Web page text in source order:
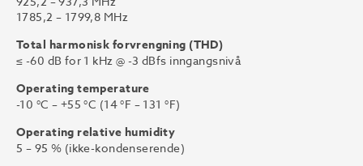
1785,2 – 1799,8 MHz
Total harmonisk forvrengning (THD)
≤ -60 dB for 1 kHz @ -3 dBfs inngangsnivå
Operating temperature
-10 °C – +55 °C (14 °F – 131 °F)
Operating relative humidity
5 – 95 % (ikke-kondenserende)